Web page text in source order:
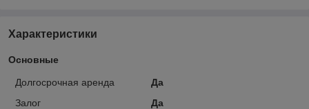
Характеристики
Основные
Долгосрочная аренда
Да
Залог
Да